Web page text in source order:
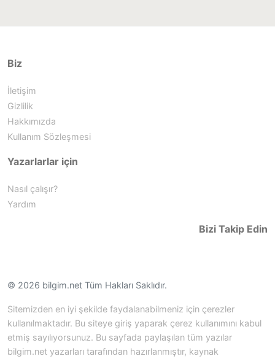
Biz
İletişim
Gizlilik
Hakkımızda
Kullanım Sözleşmesi
Yazarlarlar için
Nasıl çalışır?
Yardım
Bizi Takip Edin
© 2026 bilgim.net Tüm Hakları Saklıdır.
Sitemizden en iyi şekilde faydalanabilmeniz için çerezler
kullanılmaktadır. Bu siteye giriş yaparak çerez kullanımını kabul
etmiş sayılıyorsunuz. Bu sayfada paylaşılan tüm yazılar
bilgim.net yazarları tarafından hazırlanmıştır, kaynak